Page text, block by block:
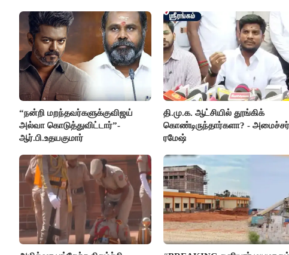
“நன்றி மறந்தவர்களுக்குவிஜய்
அல்வா கொடுத்துவிட்டார்”-
ஆர்.பி.உதயகுமார்
தி.மு.க. ஆட்சியில் தூங்கிக்
கொண்டிருந்தார்களா? - அமைச்சர்
ரமேஷ்